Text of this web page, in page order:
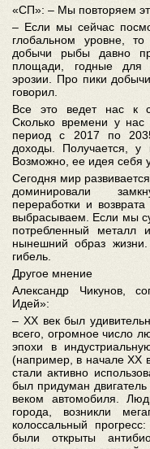
«СП»: – Мы повторяем
– Если мы сейчас
глобальном уровне,
добычи рыбы давно
площади, годные для
эрозии. Про пики
говорил.
Все это ведет нас к
Сколько времени у
период с 2017 по
доходы. Получается,
Возможно, ее идея себя
Сегодня мир
доминировали
переработки и
выбрасываем. Если мы
потребленный
нынешний образ
гибель.
Другое мнение
Александр Чикунов,
Идей»:
– XX век был
всего, огромное число
эпохи в
(например, в начале XX
стали активно
был придуман двигатель
веком автомобиля.
города, возникли
колоссальный
были открыты